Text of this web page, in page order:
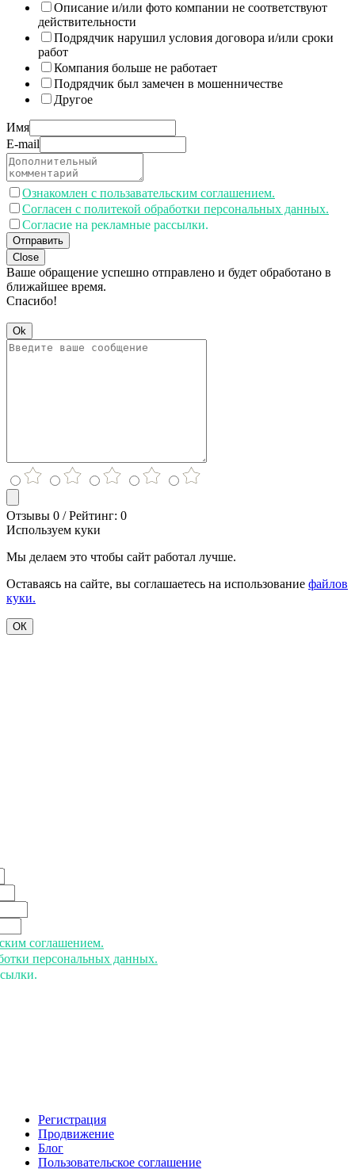
Описание и/или фото компании не соответствуют
действительности
Подрядчик нарушил условия договора и/или сроки
работ
Компания больше не работает
Подрядчик был замечен в мошенничестве
Другое
Имя
E-mail
Ознакомлен с пользавательским соглашением.
Согласен с политекой обработки персональных данных.
Согласие на рекламные рассылки.
Отправить
Close
Ваше обращение успешно отправлено и будет обработано в
ближайшее время.
Спасибо!
Ok
Отзывы 0 / Рейтинг: 0
Используем куки
Мы делаем это чтобы сайт работал лучше.
Оставаясь на сайте, вы соглашаетесь на использование файлов
куки.
ОК
соглашением.
персональных данных.
Регистрация
Продвижение
Блог
Пользовательское соглашение